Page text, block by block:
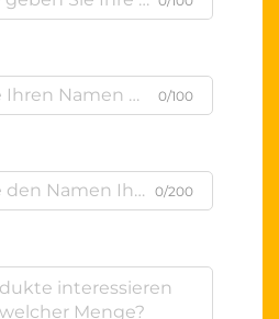
0/100
0/200